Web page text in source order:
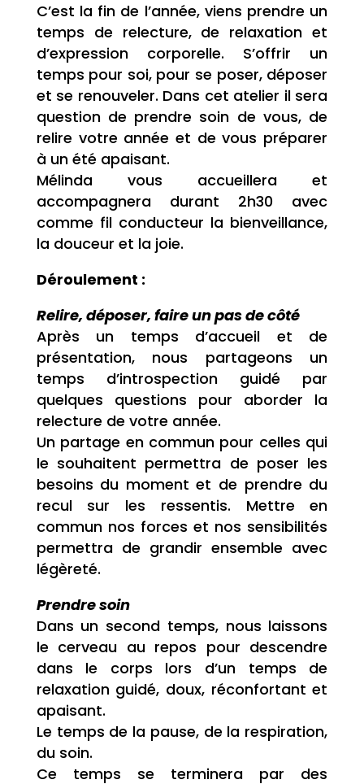
C’est la fin de l’année, viens prendre un
temps de relecture, de relaxation et
d’expression corporelle. S’offrir un
temps pour soi, pour se poser, déposer
et se renouveler. Dans cet atelier il sera
question de prendre soin de vous, de
relire votre année et de vous préparer
à un été apaisant.
Mélinda vous accueillera et
accompagnera durant 2h30 avec
comme fil conducteur la bienveillance,
la douceur et la joie.
Déroulement :
Relire, déposer, faire un pas de côté
Après un temps d’accueil et de
présentation, nous partageons un
temps d’introspection guidé par
quelques questions pour aborder la
relecture de votre année.
Un partage en commun pour celles qui
le souhaitent permettra de poser les
besoins du moment et de prendre du
recul sur les ressentis. Mettre en
commun nos forces et nos sensibilités
permettra de grandir ensemble avec
légèreté.
Prendre soin
Dans un second temps, nous laissons
le cerveau au repos pour descendre
dans le corps lors d’un temps de
relaxation guidé, doux, réconfortant et
apaisant.
Le temps de la pause, de la respiration,
du soin.
Ce temps se terminera par des